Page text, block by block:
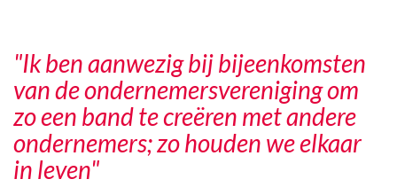
"Ik ben aanwezig bij bijeenkomsten
van de ondernemersvereniging om
zo een band te creëren met andere
ondernemers; zo houden we elkaar
in leven"